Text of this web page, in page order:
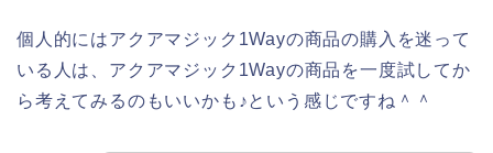
個人的にはアクアマジック1Wayの商品の購入を迷って
いる人は、アクアマジック1Wayの商品を一度試してか
ら考えてみるのもいいかも♪という感じですね＾＾